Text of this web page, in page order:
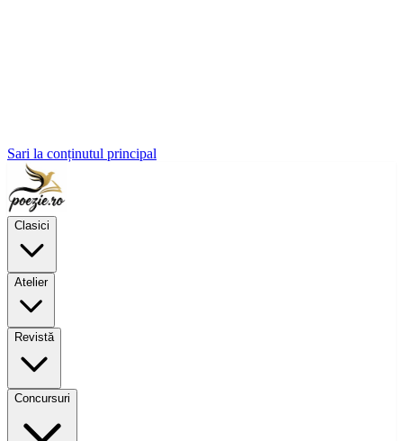
Sari la conținutul principal
Clasici
Atelier
Revistă
Concursuri